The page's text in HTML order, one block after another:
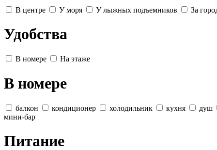
В центре У моря У лыжных подъемников За
Удобства
В номере На этаже
В номере
балкон кондиционер холодильник кухня
душ
мини-бар
Питание